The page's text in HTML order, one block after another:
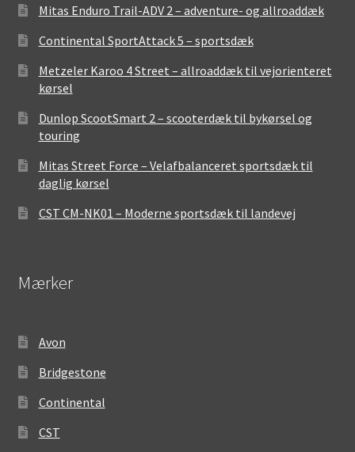
Mitas Enduro Trail-ADV 2 – adventure- og allroaddæk
Continental SportAttack 5 – sportsdæk
Metzeler Karoo 4 Street – allroaddæk til vejorienteret
kørsel
Dunlop ScootSmart 2 – scooterdæk til bykørsel og
touring
Mitas Street Force – Velafbalanceret sportsdæk til
daglig kørsel
CST CM-NK01 – Moderne sportsdæk til landevej
Mærker
Avon
Bridgestone
Continental
CST